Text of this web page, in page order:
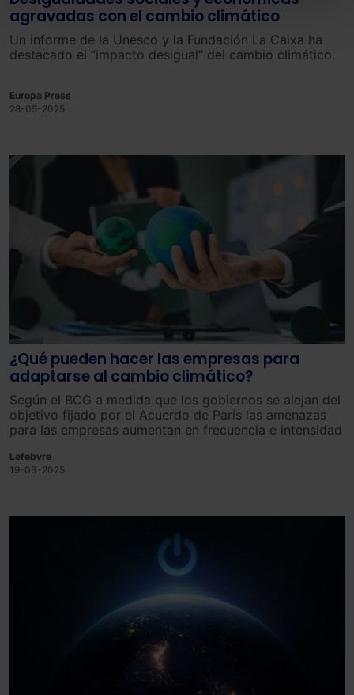
todas las cookies excepto aquellas imprescindibles.
seleccionar solo aquellas que quieras permitir en tu
navegador. Si no seleccionas ninguna utilizaremos
agravadas con el cambio climático
Un informe de la Unesco y la Fundación La Caixa ha
destacado el “impacto desigual” del cambio climático.
Europa Press
28-05-2025
¿Qué pueden hacer las empresas para
adaptarse al cambio climático?
Según el BCG a medida que los gobiernos se alejan del
objetivo fijado por el Acuerdo de París las amenazas
para las empresas aumentan en frecuencia e intensidad
Lefebvre
19-03-2025